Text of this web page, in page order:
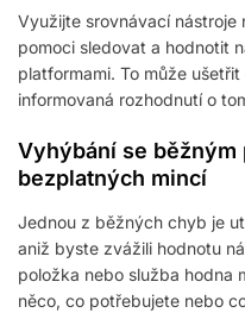
Využijte srovnávací nástroje
pomoci sledovat a hodnotit
platformami. To může
informovaná rozhodnutí o
Vyhýbání se běžným
bezplatných mincí
Jednou z běžných chyb je
aniž byste zvážili hodnotu
položka nebo služba hodna
něco, co potřebujete nebo